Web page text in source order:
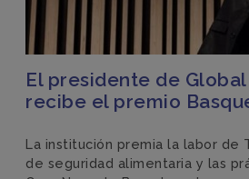
El presidente de
recibe el premio
La institución premia la labor
de seguridad alimentaria y las